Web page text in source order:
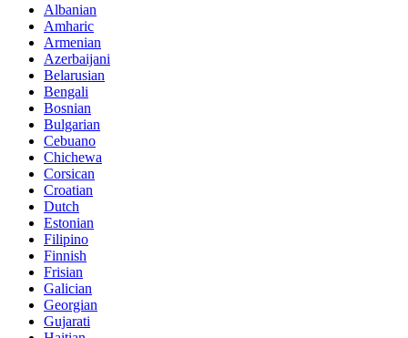
Albanian
Amharic
Armenian
Azerbaijani
Belarusian
Bengali
Bosnian
Bulgarian
Cebuano
Chichewa
Corsican
Croatian
Dutch
Estonian
Filipino
Finnish
Frisian
Galician
Georgian
Gujarati